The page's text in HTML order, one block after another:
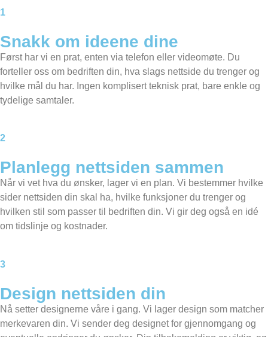
1
Snakk om ideene dine
Først har vi en prat, enten via telefon eller videomøte. Du
forteller oss om bedriften din, hva slags nettside du trenger og
hvilke mål du har. Ingen komplisert teknisk prat, bare enkle og
tydelige samtaler.
2
Planlegg nettsiden sammen​
Når vi vet hva du ønsker, lager vi en plan. Vi bestemmer hvilke
sider nettsiden din skal ha, hvilke funksjoner du trenger og
hvilken stil som passer til bedriften din. Vi gir deg også en idé
om tidslinje og kostnader.
3
Design nettsiden din
Nå setter designerne våre i gang. Vi lager design som matcher
merkevaren din. Vi sender deg designet for gjennomgang og